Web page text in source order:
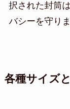
択された封筒
バシーを守りま
各種サイズ